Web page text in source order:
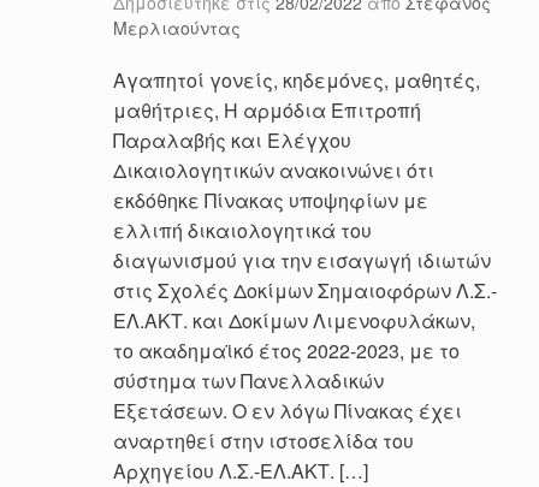
Μερλιαούντας
Αγαπητοί γονείς, κηδεμόνες, μαθητές,
μαθήτριες, Η αρμόδια Επιτροπή
Παραλαβής και Ελέγχου
Δικαιολογητικών ανακοινώνει ότι
εκδόθηκε Πίνακας υποψηφίων με
ελλιπή δικαιολογητικά του
διαγωνισμού για την εισαγωγή ιδιωτών
στις Σχολές Δοκίμων Σημαιοφόρων Λ.Σ.-
ΕΛ.ΑΚΤ. και Δοκίμων Λιμενοφυλάκων,
το ακαδημαϊκό έτος 2022-2023, με το
σύστημα των Πανελλαδικών
Εξετάσεων. Ο εν λόγω Πίνακας έχει
αναρτηθεί στην ιστοσελίδα του
Αρχηγείου Λ.Σ.-ΕΛ.ΑΚΤ. […]